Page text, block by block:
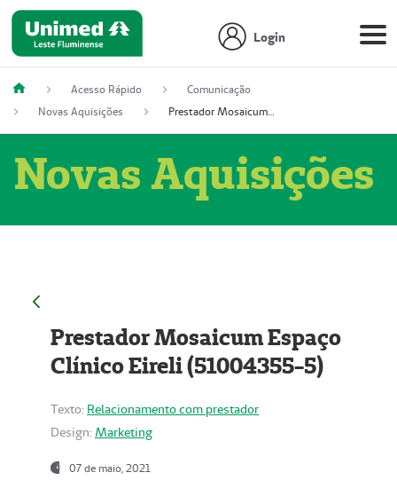
Login
Acesso Rápido
Comunicação
Novas Aquisições
Prestador Mosaicum Espaço Clínico Eireli (51004355-5)
Novas Aquisições
Prestador Mosaicum Espaço
Clínico Eireli (51004355-5)
Texto: Relacionamento com prestador
Design: Marketing
07 de maio, 2021